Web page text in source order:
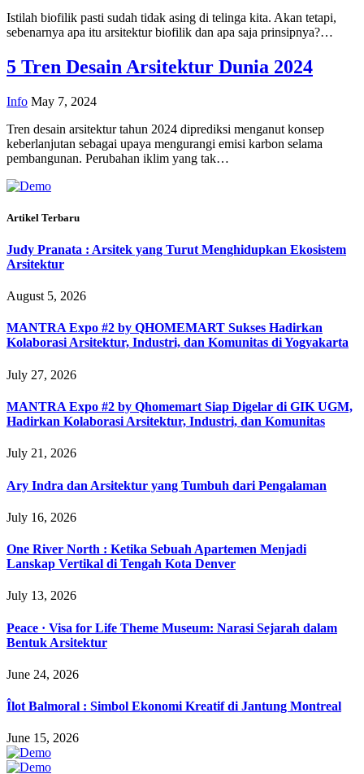
Istilah biofilik pasti sudah tidak asing di telinga kita. Akan tetapi,
sebenarnya apa itu arsitektur biofilik dan apa saja prinsipnya?…
5 Tren Desain Arsitektur Dunia 2024
Info May 7, 2024
Tren desain arsitektur tahun 2024 diprediksi menganut konsep
keberlanjutan sebagai upaya mengurangi emisi karbon selama
pembangunan. Perubahan iklim yang tak…
Artikel Terbaru
Judy Pranata : Arsitek yang Turut Menghidupkan Ekosistem
Arsitektur
August 5, 2026
MANTRA Expo #2 by QHOMEMART Sukses Hadirkan
Kolaborasi Arsitektur, Industri, dan Komunitas di Yogyakarta
July 27, 2026
MANTRA Expo #2 by Qhomemart Siap Digelar di GIK UGM,
Hadirkan Kolaborasi Arsitektur, Industri, dan Komunitas
July 21, 2026
Ary Indra dan Arsitektur yang Tumbuh dari Pengalaman
July 16, 2026
One River North : Ketika Sebuah Apartemen Menjadi
Lanskap Vertikal di Tengah Kota Denver
July 13, 2026
Peace · Visa for Life Theme Museum: Narasi Sejarah dalam
Bentuk Arsitektur
June 24, 2026
Îlot Balmoral : Simbol Ekonomi Kreatif di Jantung Montreal
June 15, 2026